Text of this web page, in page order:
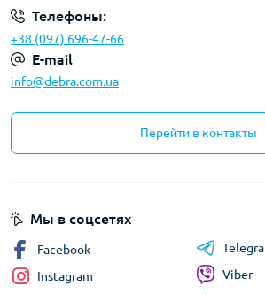
Телефоны:
+38 (097) 696-47-66
E-mail
info@debra.com.ua
Перейти в контакты
Мы в соцсетях
Facebook
Instagram
Viber